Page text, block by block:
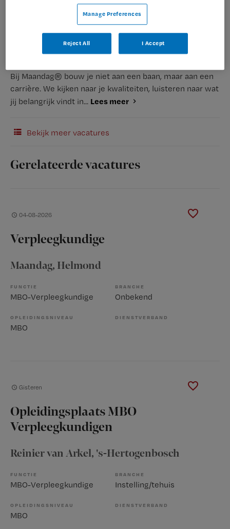
Bij Maandag® bouw je niet aan een baan, maar aan een
carrière. We kijken naar je kwaliteiten, luisteren naar wat
jij belangrijk vindt in... Lees meer
Bekijk meer vacatures
Gerelateerde vacatures
04-08-2026
Verpleegkundige
Maandag, Helmond
FUNCTIE
MBO-Verpleegkundige
BRANCHE
Onbekend
OPLEIDINGSNIVEAU
MBO
DIENSTVERBAND
Gisteren
Opleidingsplaats MBO
Verpleegkundigen
Reinier van Arkel, 's-Hertogenbosch
FUNCTIE
MBO-Verpleegkundige
BRANCHE
Instelling/tehuis
OPLEIDINGSNIVEAU
MBO
DIENSTVERBAND
Manage Preferences
Reject All I Accept